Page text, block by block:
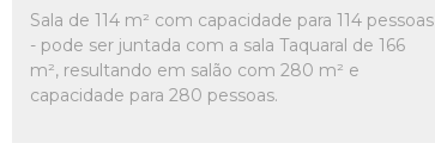
Sala de 114 m² com capacidade para 114 pessoas
- pode ser juntada com a sala Taquaral de 166
m², resultando em salão com 280 m² e
capacidade para 280 pessoas.